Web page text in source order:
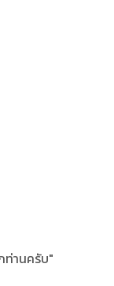
ท่านครับ"